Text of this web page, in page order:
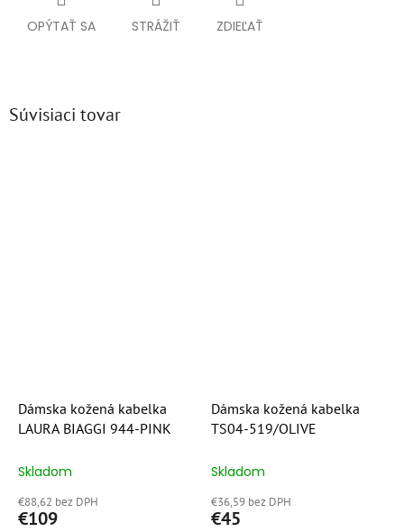
OPÝTAŤ SA STRÁŽIŤ ZDIEĽAŤ
Súvisiaci tovar
Dámska kožená kabelka
LAURA BIAGGI 944-PINK
Skladom
€88,62 bez DPH
€109
Dámska kožená kabelka
TS04-519/OLIVE
Skladom
€36,59 bez DPH
€45